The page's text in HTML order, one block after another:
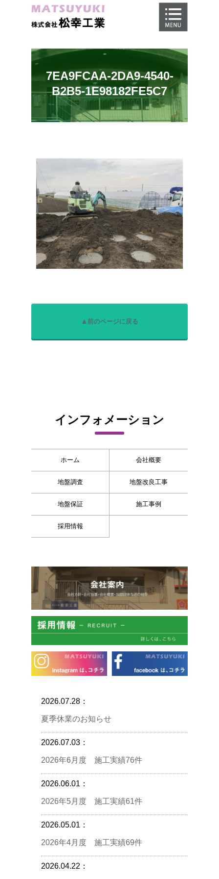
地盤改良工事
7EA9FCAA-2DA9-4540-
B2B5-1E98182FE5C7
▲前のページに戻る
インフォメーション
ホーム 会社概要
地盤調査 地盤改良工事
地盤保証 施工事例
採用情報
2026.07.28：
夏季休業のお知らせ
2026.07.03：
2026年6月度 施工実績76件
2026.06.01：
2026年5月度 施工実績61件
2026.05.01：
2026年4月度 施工実績69件
2026.04.22：